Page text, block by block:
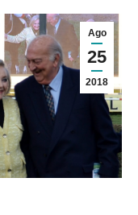
Ago
25
2018